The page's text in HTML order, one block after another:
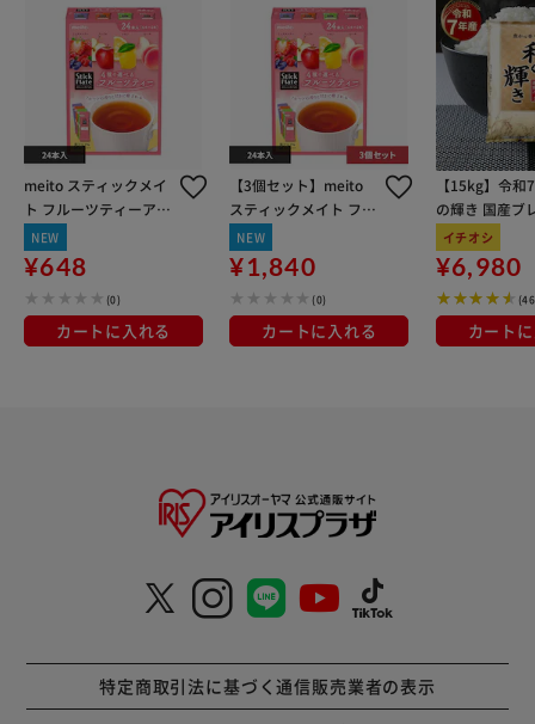
meito スティックメイ
ト フルーツティーアソ
ートパック 24本入り 4
6650
NEW
¥648
(0)
カートに入れる
【3個セット】meito
スティックメイト フル
ーツティーアソート24
本入り 46650
NEW
¥1,840
(0)
カートに入れる
【15kg】令和
の輝き 国産ブ
kg×3袋
イチオシ
¥6,980
カート
特定商取引法に基づく通信販売業者の表示